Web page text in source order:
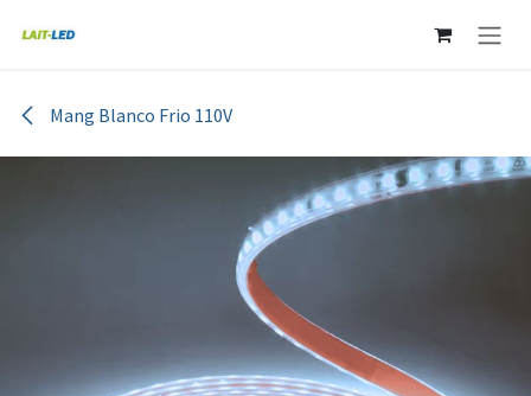
Mang Blanco Frio 110V